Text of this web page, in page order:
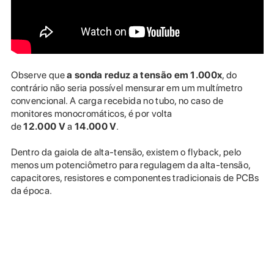
Observe quea sonda reduz a tensão em 1.000x, do
contrário não seria possível mensurar em um multímetro
convencional. A carga recebida no tubo, no caso de
monitores monocromáticos, é por volta
de12.000 Va 14.000 V.
Dentro da gaiola de alta-tensão, existem o flyback, pelo
menos um potenciômetro para regulagem da alta-tensão,
capacitores, resistores e componentes tradicionais de PCBs
da época.